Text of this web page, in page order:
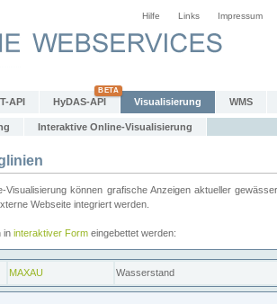
Hilfe Links Impressum
API HyDAS-API Visualisierung WMS
Interaktive Online-Visualisierung
Visualisierung können grafische Anzeigen aktueller
Webseite integriert werden.
in interaktiver Form eingebettet werden: